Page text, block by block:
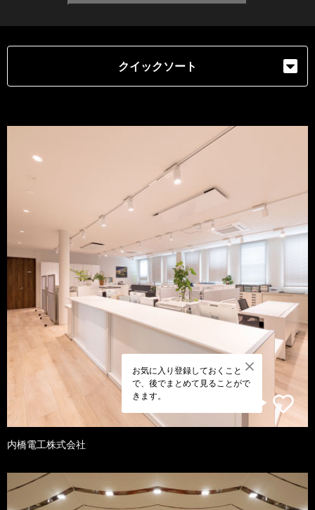
クイックソート
お気に入り登録しておくこと
で、後でまとめて見ることがで
きます。
内橋電工株式会社